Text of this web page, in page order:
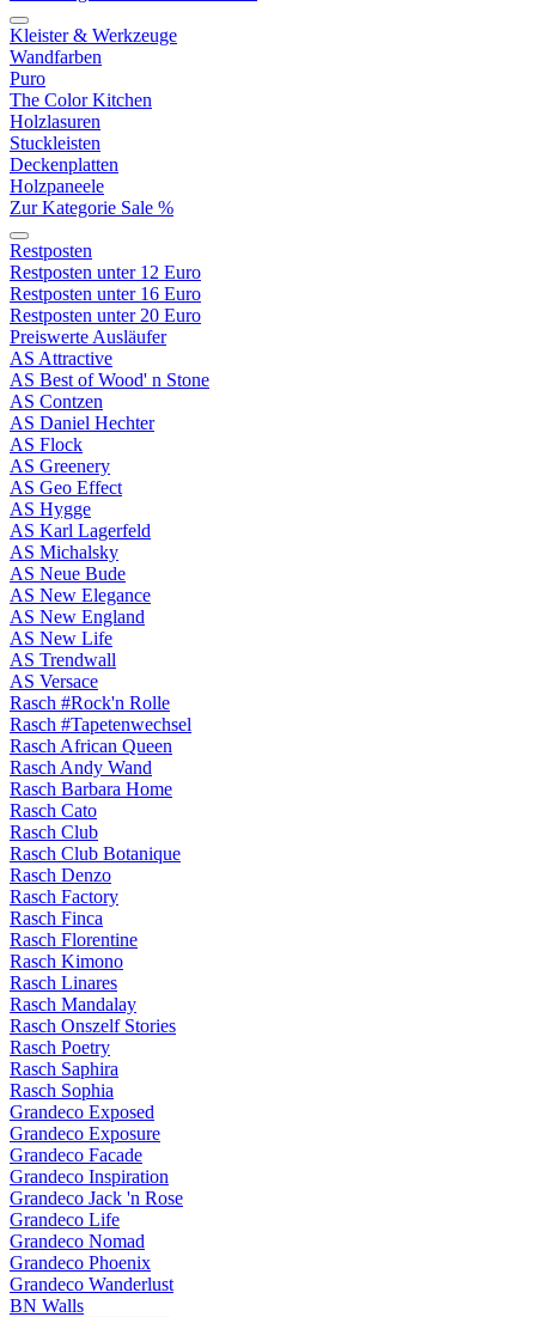
Kleister & Werkzeuge
Wandfarben
Puro
The Color Kitchen
Holzlasuren
Stuckleisten
Deckenplatten
Holzpaneele
Zur Kategorie Sale %
Restposten
Restposten unter 12 Euro
Restposten unter 16 Euro
Restposten unter 20 Euro
Preiswerte Ausläufer
AS Attractive
AS Best of Wood' n Stone
AS Contzen
AS Daniel Hechter
AS Flock
AS Greenery
AS Geo Effect
AS Hygge
AS Karl Lagerfeld
AS Michalsky
AS Neue Bude
AS New Elegance
AS New England
AS New Life
AS Trendwall
AS Versace
Rasch #Rock'n Rolle
Rasch #Tapetenwechsel
Rasch African Queen
Rasch Andy Wand
Rasch Barbara Home
Rasch Cato
Rasch Club
Rasch Club Botanique
Rasch Denzo
Rasch Factory
Rasch Finca
Rasch Florentine
Rasch Kimono
Rasch Linares
Rasch Mandalay
Rasch Onszelf Stories
Rasch Poetry
Rasch Saphira
Rasch Sophia
Grandeco Exposed
Grandeco Exposure
Grandeco Facade
Grandeco Inspiration
Grandeco Jack 'n Rose
Grandeco Life
Grandeco Nomad
Grandeco Phoenix
Grandeco Wanderlust
BN Walls